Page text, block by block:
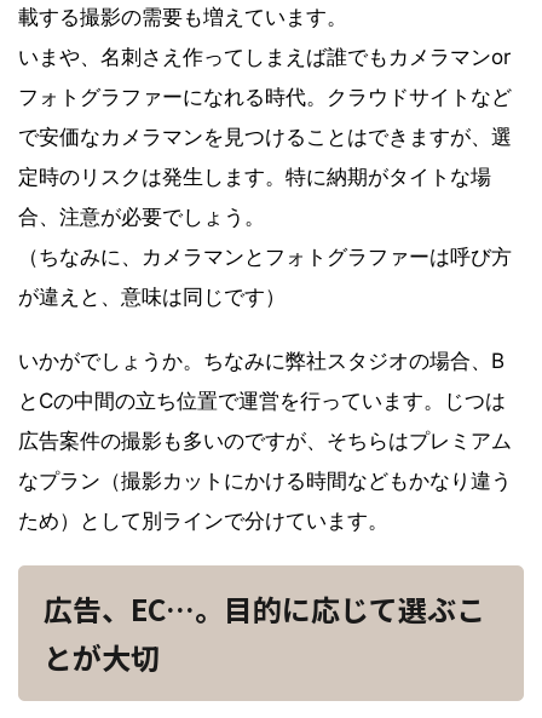
載する撮影の需要も増えています。
いまや、名刺さえ作ってしまえば誰でもカメラマンor
フォトグラファーになれる時代。クラウドサイトなど
で安価なカメラマンを見つけることはできますが、選
定時のリスクは発生します。特に納期がタイトな場
合、注意が必要でしょう。
（ちなみに、カメラマンとフォトグラファーは呼び方
が違えと、意味は同じです）
いかがでしょうか。ちなみに弊社スタジオの場合、B
とCの中間の立ち位置で運営を行っています。じつは
広告案件の撮影も多いのですが、そちらはプレミアム
なプラン（撮影カットにかける時間などもかなり違う
ため）として別ラインで分けています。
広告、EC…。目的に応じて選ぶこ
とが大切